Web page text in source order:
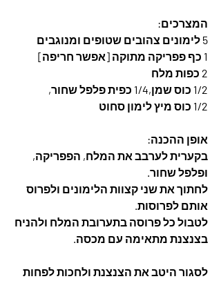
המצרכים:
5 לימונים צהובים שטופים ומנוגבים
1 כף פפריקה מתוקה [אפשר חריפה]
2 כפות מלח
1/2 כוס שמן,1/4 כפית פלפל שחור,
1/2 כוס מיץ לימון סחוט
אופן ההכנה:
בקערית לערבב את המלח, הפפריקה,
ופלפל שחור.
לחתוך את שני קצוות הלימונים ולפרוס
אותם לפרוסות.
לטבול כל פרוסה בתערובת המלח ולהניח
בצנצנת מתאימה עם מכסה.
לסגור היטב את הצנצנת ולחכות לפחות